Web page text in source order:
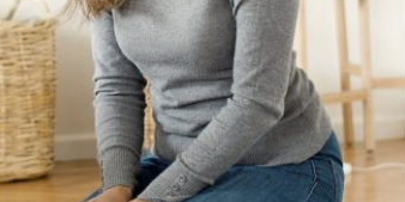
НОВОСТИ
Финците вложија милион евра
кал, за посилен имунитет на
Мајка и Дете Јул 24, 2026